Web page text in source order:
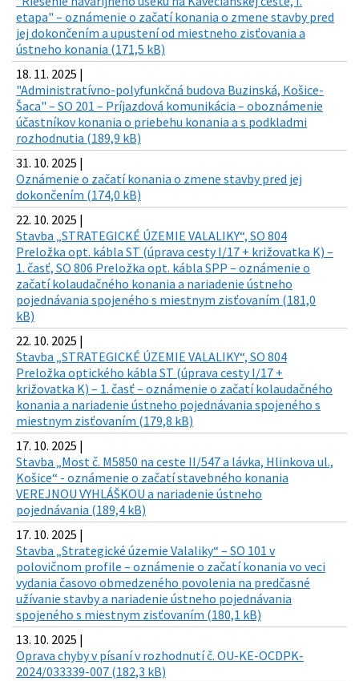
etapa" – oznámenie o začatí konania o zmene stavby pred
jej dokončením a upustení od miestneho zisťovania a
ústneho konania (171,5 kB)
18. 11. 2025 |
"Administratívno-polyfunkčná budova Buzinská, Košice-
Šaca" – SO 201 – Príjazdová komunikácia – oboznámenie
účastníkov konania o priebehu konania a s podkladmi
rozhodnutia (189,9 kB)
31. 10. 2025 |
Oznámenie o začatí konania o zmene stavby pred jej
dokončením (174,0 kB)
22. 10. 2025 |
Stavba „STRATEGICKÉ ÚZEMIE VALALIKY“, SO 804
Preložka opt. kábla ST (úprava cesty I/17 + križovatka K) –
1. časť, SO 806 Preložka opt. kábla SPP – oznámenie o
začatí kolaudačného konania a nariadenie ústneho
pojednávania spojeného s miestnym zisťovaním (181,0
kB)
22. 10. 2025 |
Stavba „STRATEGICKÉ ÚZEMIE VALALIKY“, SO 804
Preložka optického kábla ST (úprava cesty I/17 +
križovatka K) – 1. časť – oznámenie o začatí kolaudačného
konania a nariadenie ústneho pojednávania spojeného s
miestnym zisťovaním (179,8 kB)
17. 10. 2025 |
Stavba „Most č. M5850 na ceste II/547 a lávka, Hlinkova ul.,
Košice“ - oznámenie o začatí stavebného konania
VEREJNOU VYHLÁŠKOU a nariadenie ústneho
pojednávania (189,4 kB)
17. 10. 2025 |
Stavba „Strategické územie Valaliky“ – SO 101 v
polovičnom profile – oznámenie o začatí konania vo veci
vydania časovo obmedzeného povolenia na predčasné
užívanie stavby a nariadenie ústneho pojednávania
spojeného s miestnym zisťovaním (180,1 kB)
13. 10. 2025 |
Oprava chyby v písaní v rozhodnutí č. OU-KE-OCDPK-
2024/033339-007 (182,3 kB)